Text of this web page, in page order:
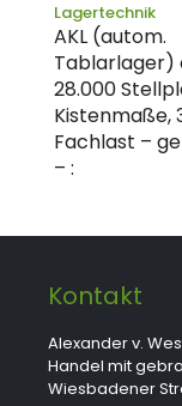
Lagertechnik
AKL (autom.
Tablarlager)
28.000
Kistenmaße,
Fachlast –
– :
Kontakt
Alexander v.
Handel mit
Wiesbadener